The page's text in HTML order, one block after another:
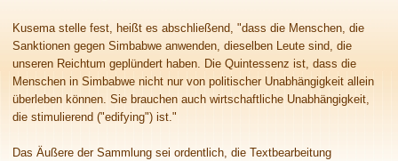
Kusema stelle fest, heißt es abschließend, "dass die Menschen, die
Sanktionen gegen Simbabwe anwenden, dieselben Leute sind, die
unseren Reichtum geplündert haben. Die Quintessenz ist, dass die
Menschen in Simbabwe nicht nur von politischer Unabhängigkeit allein
überleben können. Sie brauchen auch wirtschaftliche Unabhängigkeit,
die stimulierend ("edifying") ist."
Das Äußere der Sammlung sei ordentlich, die Textbearbeitung